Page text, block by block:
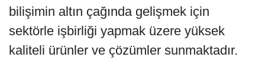
bilişimin altın çağında gelişmek için
sektörle işbirliği yapmak üzere yüksek
kaliteli ürünler ve çözümler sunmaktadır.